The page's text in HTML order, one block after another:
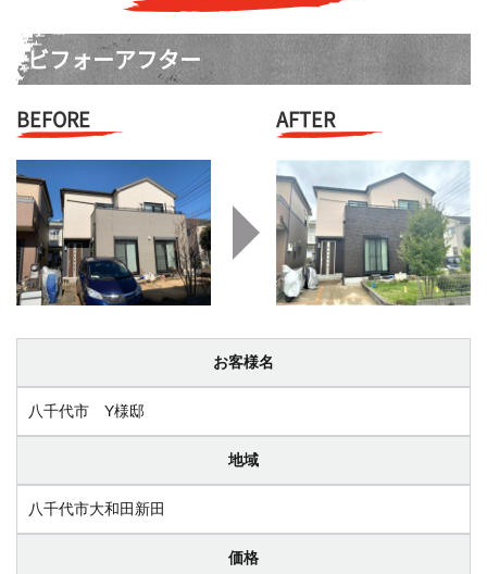
ビフォーアフター
AFTER
BEFORE
お客様名
八千代市 Y様邸
地域
八千代市大和田新田
価格